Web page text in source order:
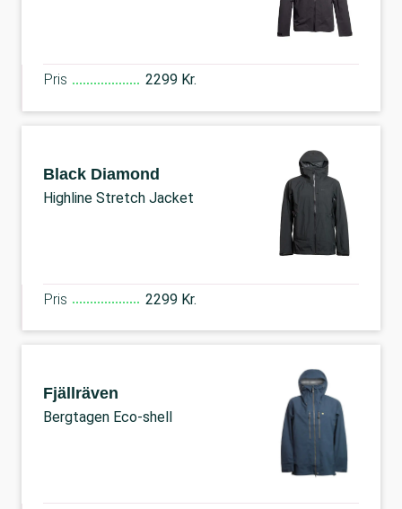
Pris 2299 Kr.
Black Diamond
Highline Stretch Jacket
Pris 2299 Kr.
Fjällräven
Bergtagen Eco-shell